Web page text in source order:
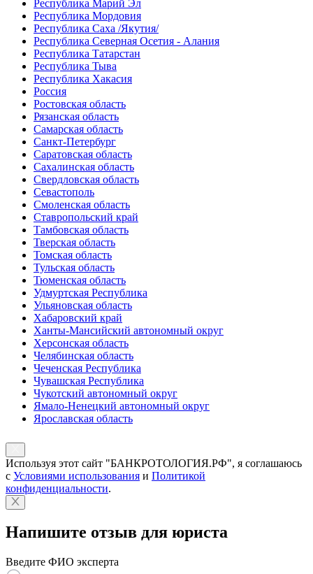
Республика Марий Эл
Республика Мордовия
Республика Саха /Якутия/
Республика Северная Осетия - Алания
Республика Татарстан
Республика Тыва
Республика Хакасия
Россия
Ростовская область
Рязанская область
Самарская область
Санкт-Петербург
Саратовская область
Сахалинская область
Свердловская область
Севастополь
Смоленская область
Ставропольский край
Тамбовская область
Тверская область
Томская область
Тульская область
Тюменская область
Удмуртская Республика
Ульяновская область
Хабаровский край
Ханты-Мансийский автономный округ
Херсонская область
Челябинская область
Чеченская Республика
Чувашская Республика
Чукотский автономный округ
Ямало-Ненецкий автономный округ
Ярославская область
Используя этот сайт "БАНКРОТОЛОГИЯ.РФ", я соглашаюсь
с Условиями использования и Политикой
конфиденциальности.
Напишите отзыв для юриста
Введите ФИО эксперта